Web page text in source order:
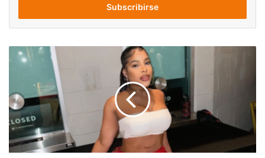
Asesinan
a
la
influencer
"Ariela
La
Langosta"